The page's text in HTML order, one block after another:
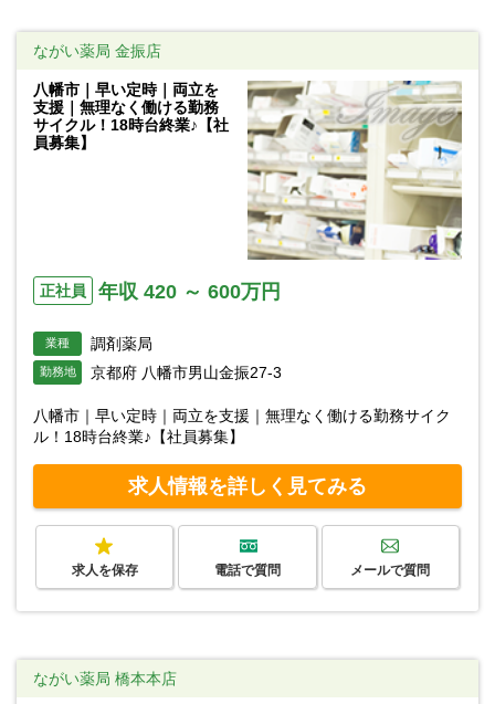
ながい薬局 金振店
八幡市｜早い定時｜両立を
支援｜無理なく働ける勤務
サイクル！18時台終業♪【社
員募集】
正社員 年収 420 ～ 600万円
業種 調剤薬局
勤務地 京都府 八幡市男山金振27-3
八幡市｜早い定時｜両立を支援｜無理なく働ける勤務サイク
ル！18時台終業♪【社員募集】
求人情報を詳しく見てみる
求人を保存 電話で質問 メールで質問
ながい薬局 橋本本店